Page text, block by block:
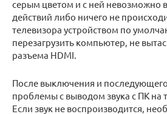
серым цветом и с ней невозможно
действий либо ничего не
телевизора устройством по
перезагрузить компьютер, не
разъема HDMI.
После выключения и
проблемы с выводом звука с ПК на
Если звук не воспроизводится,